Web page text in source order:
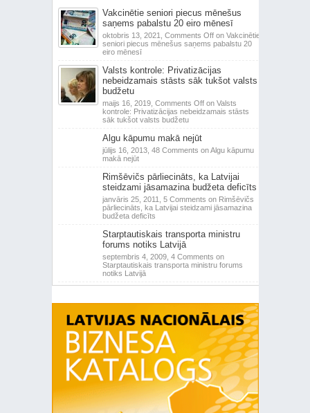
Vakcinētie seniori piecus mēnešus
saņems pabalstu 20 eiro mēnesī
oktobris 13, 2021, Comments Offon Vakcinētie
seniori piecus mēnešus saņems pabalstu 20
eiro mēnesī
Valsts kontrole: Privatizācijas
nebeidzamais stāsts sāk tukšot valsts
budžetu
maijs 16, 2019, Comments Offon Valsts
kontrole: Privatizācijas nebeidzamais stāsts
sāk tukšot valsts budžetu
Algu kāpumu makā nejūt
jūlijs 16, 2013, 48 Comments on Algu kāpumu
makā nejūt
Rimšēvičs pārliecināts, ka Latvijai
steidzami jāsamazina budžeta deficīts
janvāris 25, 2011, 5 Comments on Rimšēvičs
pārliecināts, ka Latvijai steidzami jāsamazina
budžeta deficīts
Starptautiskais transporta ministru
forums notiks Latvijā
septembris 4, 2009, 4 Comments on
Starptautiskais transporta ministru forums
notiks Latvijā